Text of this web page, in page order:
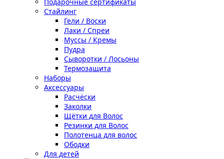
Стайлинг
Гели / Воски
Лаки / Спреи
Муссы / Кремы
Пудра
Сыворотки / Лосьоны
Термозащита
Наборы
Аксессуары
Расчёски
Заколки
Щётки для Волос
Резинки для Волос
Полотенца для волос
Ободки
Для детей